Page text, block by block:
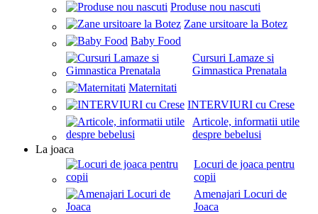
Produse nou nascuti
Zane ursitoare la Botez
Baby Food
Cursuri Lamaze si
Gimnastica Prenatala
Maternitati
INTERVIURI cu Crese
Articole, informatii utile
despre bebelusi
La joaca
Locuri de joaca pentru
copii
Amenajari Locuri de
Joaca